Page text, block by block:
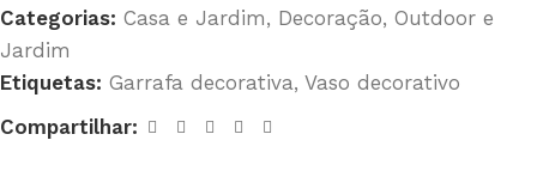
Categorias: Casa e Jardim, Decoração, Outdoor e
Jardim
Etiquetas: Garrafa decorativa, Vaso decorativo
Compartilhar: